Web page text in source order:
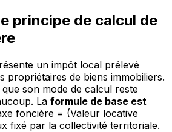
principe de calcul de
un impôt local prélevé
propriétaires de biens immobiliers.
son mode de calcul reste
La formule de base est
foncière = (Valeur locative
fixé par la collectivité territoriale.